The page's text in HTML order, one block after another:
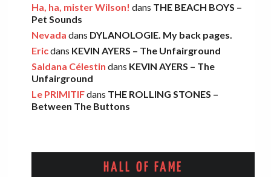
Eric·2 novembre 2025
Léo · 29 octobre 2025
Ha, ha, mister Wilson! dans THE BEACH BOYS –
Pet Sounds
Nevada dans DYLANOLOGIE. My back pages.
Ericdans KEVIN AYERS – The Unfairground
Saldana Célestin dans KEVIN AYERS – The
Unfairground
Le PRIMITIFdans THE ROLLING STONES –
Between The Buttons
HALL OF FAME